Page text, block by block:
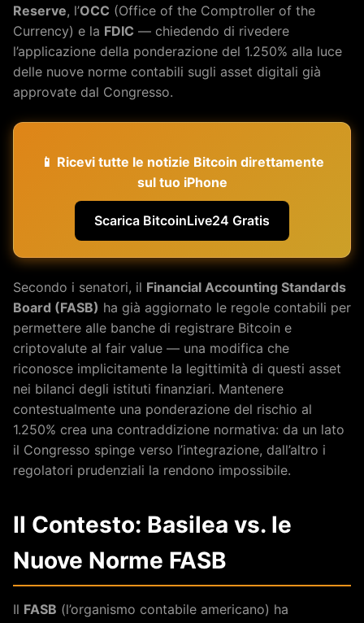
Reserve, l’OCC (Office of the Comptroller of the
Currency) e la FDIC — chiedendo di rivedere
l’applicazione della ponderazione del 1.250% alla luce
delle nuove norme contabili sugli asset digitali già
approvate dal Congresso.
📱 Ricevi tutte le notizie Bitcoin direttamente
sul tuo iPhone
Scarica BitcoinLive24 Gratis
Secondo i senatori, il Financial Accounting Standards
Board (FASB) ha già aggiornato le regole contabili per
permettere alle banche di registrare Bitcoin e
criptovalute al fair value — una modifica che
riconosce implicitamente la legittimità di questi asset
nei bilanci degli istituti finanziari. Mantenere
contestualmente una ponderazione del rischio al
1.250% crea una contraddizione normativa: da un lato
il Congresso spinge verso l’integrazione, dall’altro i
regolatori prudenziali la rendono impossibile.
Il Contesto: Basilea vs. le
Nuove Norme FASB
Il FASB (l’organismo contabile americano) ha